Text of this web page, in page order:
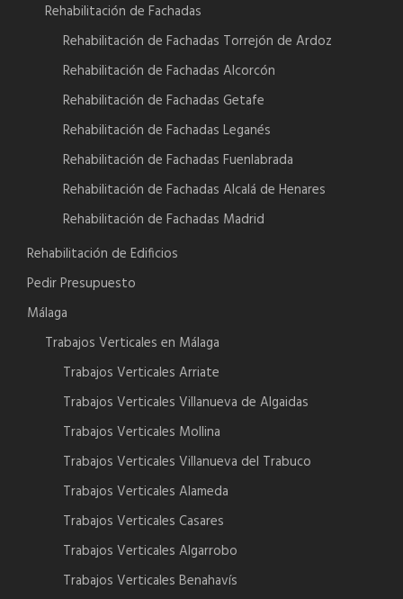
Rehabilitación de Fachadas
Rehabilitación de Fachadas Torrejón de Ardoz
Rehabilitación de Fachadas Alcorcón
Rehabilitación de Fachadas Getafe
Rehabilitación de Fachadas Leganés
Rehabilitación de Fachadas Fuenlabrada
Rehabilitación de Fachadas Alcalá de Henares
Rehabilitación de Fachadas Madrid
Rehabilitación de Edificios
Pedir Presupuesto
Málaga
Trabajos Verticales en Málaga
Trabajos Verticales Arriate
Trabajos Verticales Villanueva de Algaidas
Trabajos Verticales Mollina
Trabajos Verticales Villanueva del Trabuco
Trabajos Verticales Alameda
Trabajos Verticales Casares
Trabajos Verticales Algarrobo
Trabajos Verticales Benahavís